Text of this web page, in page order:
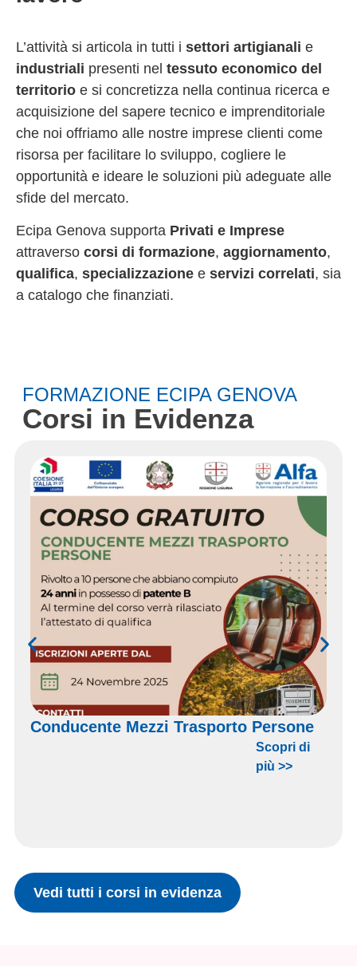
L’attività si articola in tutti i settori artigianali e
industriali presenti nel tessuto economico del
territorio e si concretizza nella continua ricerca e
acquisizione del sapere tecnico e imprenditoriale
che noi offriamo alle nostre imprese clienti come
risorsa per facilitare lo sviluppo, cogliere le
opportunità e ideare le soluzioni più adeguate alle
sfide del mercato.
Ecipa Genova supporta Privati e Imprese
attraverso corsi di formazione, aggiornamento,
qualifica, specializzazione e servizi correlati, sia
a catalogo che finanziati.
FORMAZIONE ECIPA GENOVA
Corsi in Evidenza
Conducente Mezzi Trasporto Persone
Scopri di
più >>
Vedi tutti i corsi in evidenza